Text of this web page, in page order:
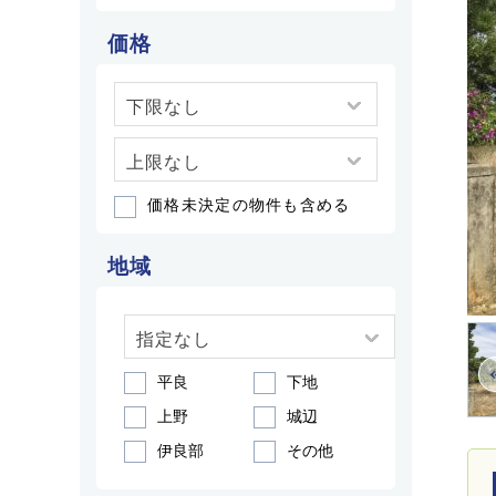
価格
価格未決定の物件も含める
地域
平良
下地
上野
城辺
伊良部
その他